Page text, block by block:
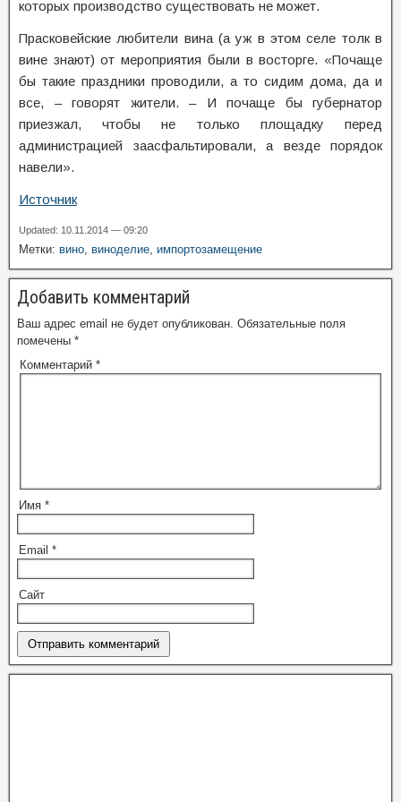
которых производство существовать не может.
Прасковейские любители вина (а уж в этом селе толк в
вине знают) от мероприятия были в восторге. «Почаще
бы такие праздники проводили, а то сидим дома, да и
все, – говорят жители. – И почаще бы губернатор
приезжал, чтобы не только площадку перед
администрацией заасфальтировали, а везде порядок
навели».
Источник
Updated: 10.11.2014 — 09:20
Метки: вино, виноделие, импортозамещение
Добавить комментарий
Ваш адрес email не будет опубликован. Обязательные поля
помечены *
Комментарий *
Имя *
Email *
Сайт